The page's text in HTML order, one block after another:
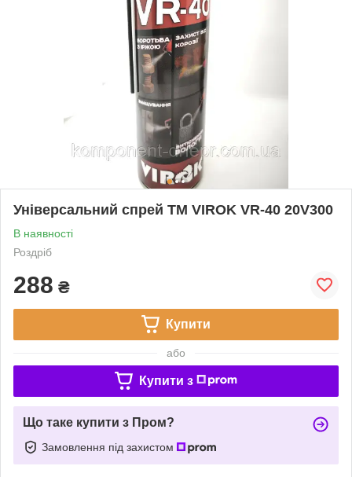
Універсальний спрей ТМ VIROK VR-40 20V300
В наявності
Роздріб
288 ₴
Купити
або
Купити з
Що таке купити з Пром?
Замовлення під захистом